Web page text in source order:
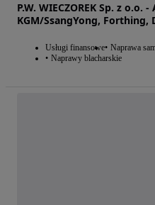
P.W. WIECZOREK Sp. z o.o.
KGM/SsangYong, Forthing,
Usługi finansowe Naprawa
Naprawy blacharskie